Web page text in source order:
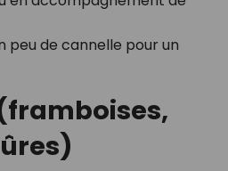
peu de cannelle pour un